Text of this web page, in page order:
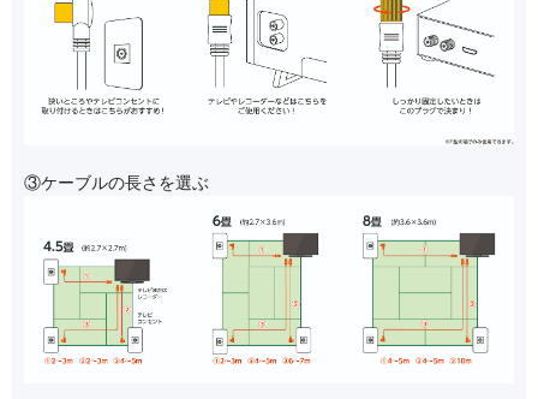
③ケーブルの長さを選ぶ